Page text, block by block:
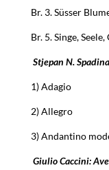
Br. 3. Süsser
Br. 5. Singe,
Stjepan N.
1) Adagio
2) Allegro
3) Andantino
Giulio Caccini: